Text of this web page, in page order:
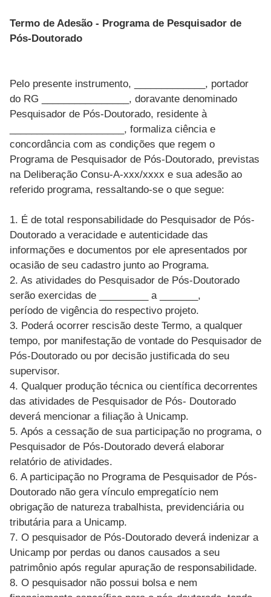
Termo de Adesão - Programa de Pesquisador de
Pós-Doutorado
Pelo presente instrumento, _____________, portador
do RG ________________, doravante denominado
Pesquisador de Pós-Doutorado, residente à
_____________________, formaliza ciência e
concordância com as condições que regem o
Programa de Pesquisador de Pós-Doutorado, previstas
na Deliberação Consu-A-xxx/xxxx e sua adesão ao
referido programa, ressaltando-se o que segue:
1. É de total responsabilidade do Pesquisador de Pós-
Doutorado a veracidade e autenticidade das
informações e documentos por ele apresentados por
ocasião de seu cadastro junto ao Programa.
2. As atividades do Pesquisador de Pós-Doutorado
serão exercidas de _________ a _______,
período de vigência do respectivo projeto.
3. Poderá ocorrer rescisão deste Termo, a qualquer
tempo, por manifestação de vontade do Pesquisador de
Pós-Doutorado ou por decisão justificada do seu
supervisor.
4. Qualquer produção técnica ou científica decorrentes
das atividades de Pesquisador de Pós- Doutorado
deverá mencionar a filiação à Unicamp.
5. Após a cessação de sua participação no programa, o
Pesquisador de Pós-Doutorado deverá elaborar
relatório de atividades.
6. A participação no Programa de Pesquisador de Pós-
Doutorado não gera vínculo empregatício nem
obrigação de natureza trabalhista, previdenciária ou
tributária para a Unicamp.
7. O pesquisador de Pós-Doutorado deverá indenizar a
Unicamp por perdas ou danos causados a seu
patrimônio após regular apuração de responsabilidade.
8. O pesquisador não possui bolsa e nem